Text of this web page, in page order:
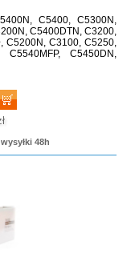
C5400, C5300N,
C5400DTN, C3200,
C5200N, C3100, C5250,
C5450DN,
48h